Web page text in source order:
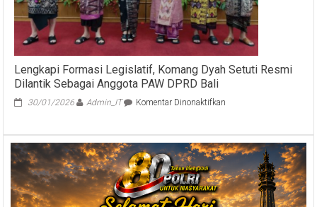
Lengkapi Formasi Legislatif, Komang Dyah Setuti Resmi
Dilantik Sebagai Anggota PAW DPRD Bali
30/01/2026 Admin_IT Komentar Dinonaktifkan
Komang
Setuti
Resmi
Dilantik